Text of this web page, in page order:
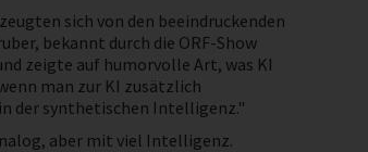
sich von den beeindruckenden
bekannt durch die ORF-Show
zeigte auf humorvolle Art, was KI
man zur KI zusätzlich
der synthetischen Intelligenz."
aber mit viel Intelligenz.